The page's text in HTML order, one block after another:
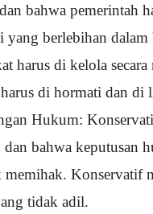
bahwa pemerintah
yang berlebihan
harus di kelola
di hormati dan di
Hukum:
bahwa keputusan
memihak. Konservatif
tidak adil.